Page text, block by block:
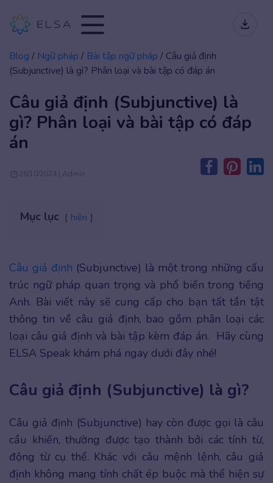
Blog / Ngữ pháp / Bài tập ngữ pháp / Câu giả định
(Subjunctive) là gì? Phân loại và bài tập có đáp án
Câu giả định (Subjunctive) là
gì? Phân loại và bài tập có đáp
án
26/10/2024 | Admin
Mục lục hiện
Câu giả định (Subjunctive) là một trong những cấu
trúc ngữ pháp quan trọng và phổ biến trong tiếng
Anh. Bài viết này sẽ cung cấp cho bạn tất tần tật
thông tin về câu giả định, bao gồm phân loại các
loại câu giả định và bài tập kèm đáp án. Hãy cùng
ELSA Speak khám phá ngay dưới đây nhé!
Câu giả định (Subjunctive) là gì?
Câu giả định (Subjunctive) hay còn được gọi là câu
cầu khiến, thường được tạo thành bởi các tính từ,
động từ cụ thể. Khác với câu mệnh lệnh, câu giả
định không mang tính chất ép buộc mà thể hiện sự